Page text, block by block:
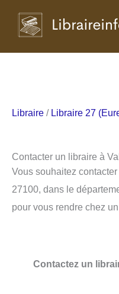
Libraire / Libraire 27
Contacter un libraire à
Vous souhaitez
27100, dans le
pour vous rendre chez
Contactez un